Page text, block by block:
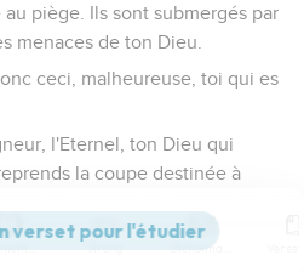
piège. Ils sont submergés par
menaces de ton Dieu.
ceci, malheureuse, toi qui es
l'Eternel, ton Dieu qui
la coupe destinée à
t’ont fait souffrir, à ceux qui te
Commentaires Strong